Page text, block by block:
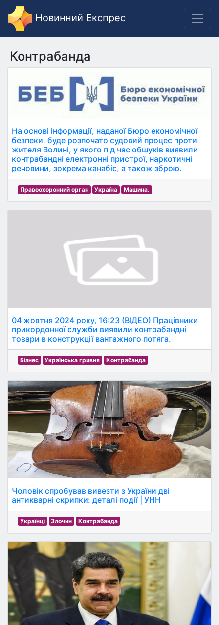
Новинний Експрес
Контрабанда
На основі інформації, наданої Бюро економічної
безпеки, буде розпочато судовий процес проти
жителя Волині, у якого під час обшуків виявили
контрабандні електронні пристрої, наркотичні
речовини, зокрема канабіс, а також зброю.
Правоохоронний орган Україна Машина.
04 жовтня 2024 року, 16:23 (ВІДЕО) Працівники
прикордонної служби виявили контрабандні
товари в конструкції вантажного потяга.
Бізнес Українська гривня Контрабанда
Чоловік спробував вивезти з України дві
антикварні скрипки: деталі події | УНН
Українці Злочин Контрабанда